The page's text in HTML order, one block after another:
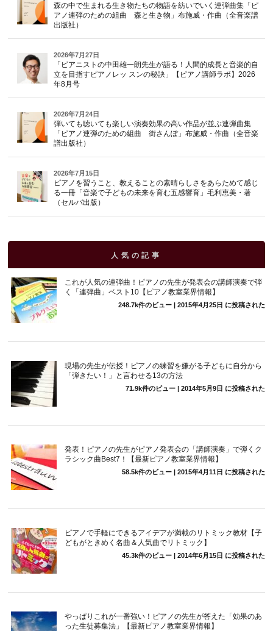
森の中で生まれる生き物たちの物語を紡いでいく連弾曲集「ピ
アノ連弾のための組曲 森と生き物」布施威・作曲（全音楽譜
出版社）
2026年7月27日
「ピアニストの中田雄一朗先生が語る！人間的成長と音楽的自
立を目指すピアノレッ スンの秘訣」【ピアノ講師ラボ】2026
年8月号
2026年7月24日
弾いても聴いても楽しい演奏効果の高い作品が並ぶ連弾曲集
「ピアノ連弾のための組曲 街さんぽ」布施威・作曲（全音楽
譜出版社）
2026年7月15日
ピアノを習うこと、教えることの素晴らしさをあらためて感じ
る一冊「音楽で子どもの未来を育む五感響育」毛利恵美・著
（セルバ出版）
人気の記事
これが人気の連弾曲！ピアノの先生が発表会の講師演奏で弾
く「連弾曲」ベスト10【ピアノ教室業界情報】
248.7k件のビュー| 2015年4月25日 に投稿された
現場の先生が伝授！ピアノの練習を嫌がる子どもに自分から
「弾きたい！」と言わせる13の方法
71.9k件のビュー| 2014年5月9日 に投稿された
発表！ピアノの先生がピアノ発表会の「講師演奏」で弾くク
ラシック曲Best7！【最新ピアノ教室業界情報】
58.5k件のビュー| 2015年4月11日 に投稿された
ピアノで手軽にできるアイデアが満載のリトミック教材【子
どもがときめく名曲＆人気曲でリトミック】
45.3k件のビュー| 2014年6月15日 に投稿された
やっぱりこれが一番強い！ピアノの先生が答えた「効果のあ
った生徒募集法」【最新ピアノ教室業界情報】